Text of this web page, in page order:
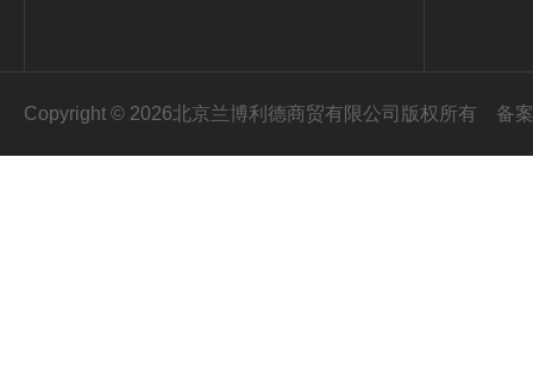
Copyright © 2026北京兰博利德商贸有限公司版权所有 备